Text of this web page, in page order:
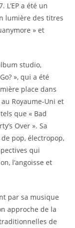
L’EP a été un
lumière des titres
» et
studio,
», qui a été
place dans
Royaume-Uni et
que « Bad
Over ». Sa
pop, électropop,
qui
l’angoisse et
par sa musique
approche de la
de